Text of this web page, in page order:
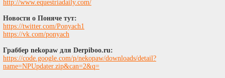
http://www.equestriadaily.com/
Новости о Поняче тут:
https://twitter.com/Ponyach1
https://vk.com/ponyach
Граббер nekopaw для Derpiboo.ru:
https://code.google.com/p/nekopaw/downloads/detail?
name=NPUpdater.zip&can=2&q=